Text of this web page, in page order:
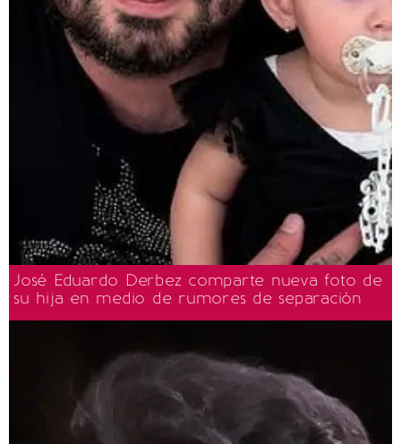
José Eduardo Derbez comparte nueva foto de
su hija en medio de rumores de separación